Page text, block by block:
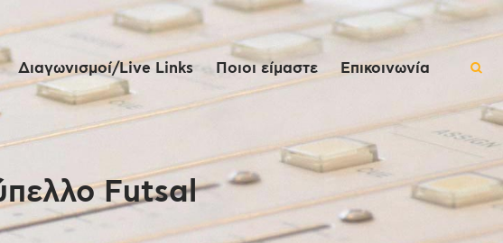
Διαγωνισμοί/Live Links Ποιοι είμαστε Επικοινωνία
Futsal